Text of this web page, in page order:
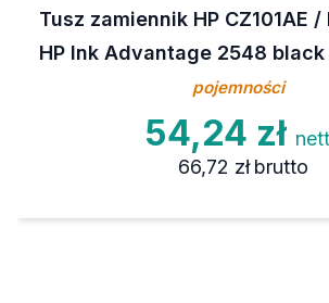
Tusz zamiennik HP CZ101AE
HP Ink Advantage 2548 black
pojemności
54,24 zł
66,72 zł brutto